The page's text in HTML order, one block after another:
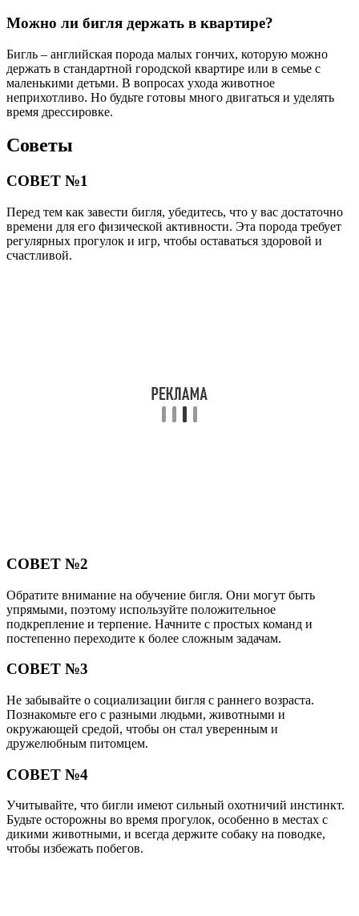
Можно ли бигля держать в квартире?
Бигль – английская порода малых гончих, которую можно
держать в стандартной городской квартире или в семье с
маленькими детьми. В вопросах ухода животное
неприхотливо. Но будьте готовы много двигаться и уделять
время дрессировке.
Советы
СОВЕТ №1
Перед тем как завести бигля, убедитесь, что у вас достаточно
времени для его физической активности. Эта порода требует
регулярных прогулок и игр, чтобы оставаться здоровой и
счастливой.
СОВЕТ №2
Обратите внимание на обучение бигля. Они могут быть
упрямыми, поэтому используйте положительное
подкрепление и терпение. Начните с простых команд и
постепенно переходите к более сложным задачам.
СОВЕТ №3
Не забывайте о социализации бигля с раннего возраста.
Познакомьте его с разными людьми, животными и
окружающей средой, чтобы он стал уверенным и
дружелюбным питомцем.
СОВЕТ №4
Учитывайте, что бигли имеют сильный охотничий инстинкт.
Будьте осторожны во время прогулок, особенно в местах с
дикими животными, и всегда держите собаку на поводке,
чтобы избежать побегов.